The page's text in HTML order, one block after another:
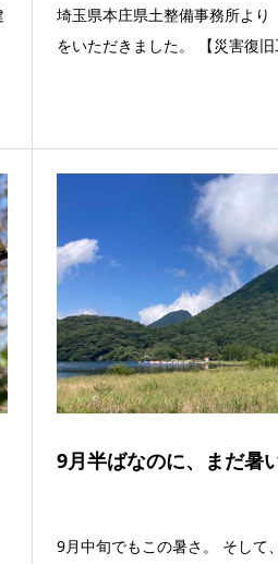
埼玉県本庄県土整備事務所よ
をいただきました。 【災害復旧
9月半ばなのに、まだ暑
9月中旬でもこの暑さ。 そして